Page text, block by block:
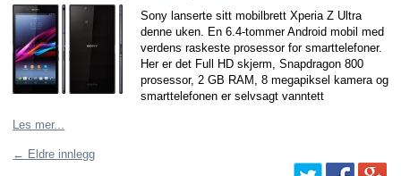
Sony lanserte sitt mobilbrett Xperia Z Ultra
denne uken. En 6.4-tommer Android mobil med
verdens raskeste prosessor for smarttelefoner.
Her er det Full HD skjerm, Snapdragon 800
prosessor, 2 GB RAM, 8 megapiksel kamera og
smarttelefonen er selvsagt vanntett
Les mer...
← Eldre innlegg